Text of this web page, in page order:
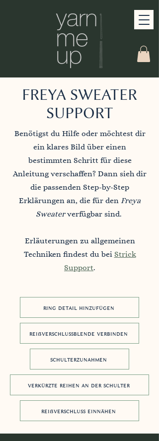
FREYA SWEATER
SUPPORT
Benötigst du Hilfe oder möchtest dir
ein klares Bild über einen
bestimmten Schritt für diese
Anleitung verschaffen? Dann sieh dir
die passenden Step-by-Step
Erklärungen an, die für den Freya
Sweaterverfügbar sind.
Erläuterungen zu allgemeinen
Techniken findest du bei Strick
Support.
ring detail hinzufügen
reißverschlussblende verbinden
schulterzunahmen
verkürzte reihen an der schulter
reißverschluss einnähen